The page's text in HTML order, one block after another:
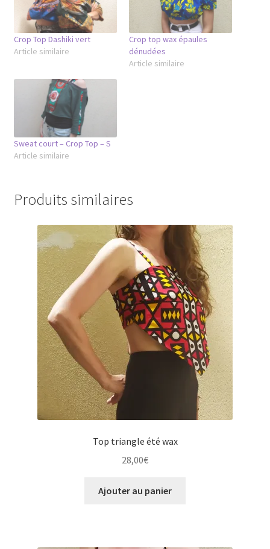
Crop Top Dashiki vert
Article similaire
Crop top wax épaules
dénudées
Article similaire
Sweat court – Crop Top – S
Article similaire
Produits similaires
Top triangle été wax
28,00€
Ajouter au panier